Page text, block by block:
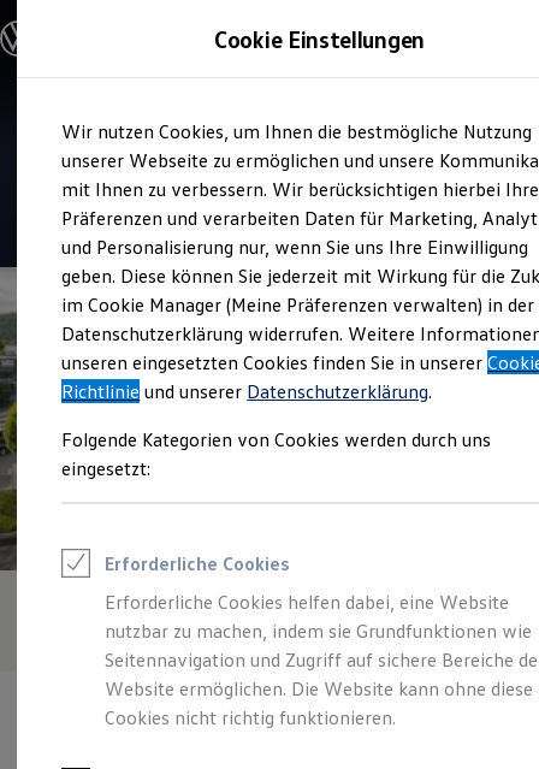
Hauptinhalt
springen
Footer
springen
Modelle & Konfigurator
Nutzfahrzeugkategorien entdecken
Modelle konfigurieren
Vorgängermodelle und Oldtimer
Vorgängermodelle
Oldtimer
Bulli Historie
Branchenlösungen & Gewerbekunden
Umbaulösungen und Hersteller finden
Auf- und Umbauten entdecken & konfigurieren
Groß- und Sonderkunden
Großkunden
Kommunen & Behörden
Journalisten
Sportvereine
Branchenlösungen
Gewerbliche Personenbeförderung
Service & mobile Werkstätten
Kühlfahrzeuge
ONE Business ID Vorteile
Fahrzeugsuche & Marktplatz
Fahrzeugsuche
Fahrzeuge online kaufen
Digitaler Marktplatz
Kauf & Finanzierung
Online-Fahrzeugbewertung
Aktionen & Angebote
Verkauf und Service
Auto Bierschneider Aalen
4.6| 127 Bewertungen
Cookie Einstellungen
Wir nutzen Cookies, um Ihnen die bestmögliche Nutzung
unserer Webseite zu ermöglichen und unsere
mit Ihnen zu verbessern. Wir berücksichtigen hierbei Ihre
Präferenzen und verarbeiten Daten für Marketing,
und Personalisierung nur, wenn Sie uns Ihre Einwilligung
geben. Diese können Sie jederzeit mit Wirkung für die
im Cookie Manager (Meine Präferenzen verwalten) in der
Datenschutzerklärung widerrufen. Weitere
unseren eingesetzten Cookies finden Sie in unserer
Richtlinie und unserer Datenschutzerklärung.
Folgende Kategorien von Cookies werden durch uns
eingesetzt:
Erforderliche Cookies
Erforderliche Cookies helfen dabei, eine Website
nutzbar zu machen, indem sie Grundfunktionen wie
Seitennavigation und Zugriff auf sichere Bereiche
Website ermöglichen. Die Website kann ohne diese
Cookies nicht richtig funktionieren.